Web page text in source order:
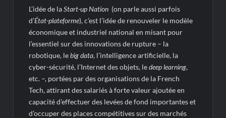
L’idée de laStart-up Nation (on parle aussi parfois
d’État-plateforme), c’est l’idée de renouveler le modèle
économique et industriel national en misant pour
l’essentiel sur des innovations de rupture – la
robotique, lebig data, l’intelligence artificielle, la
cyber-sécurité, l’Internet des objets, ledeep learning,
etc. –, portées par des organisations de la French
Tech, attirant des salariés à forte valeur ajoutée en
capacité d’effectuer des levées de fond importantes et
d’occuper des places compétitives sur des marchés